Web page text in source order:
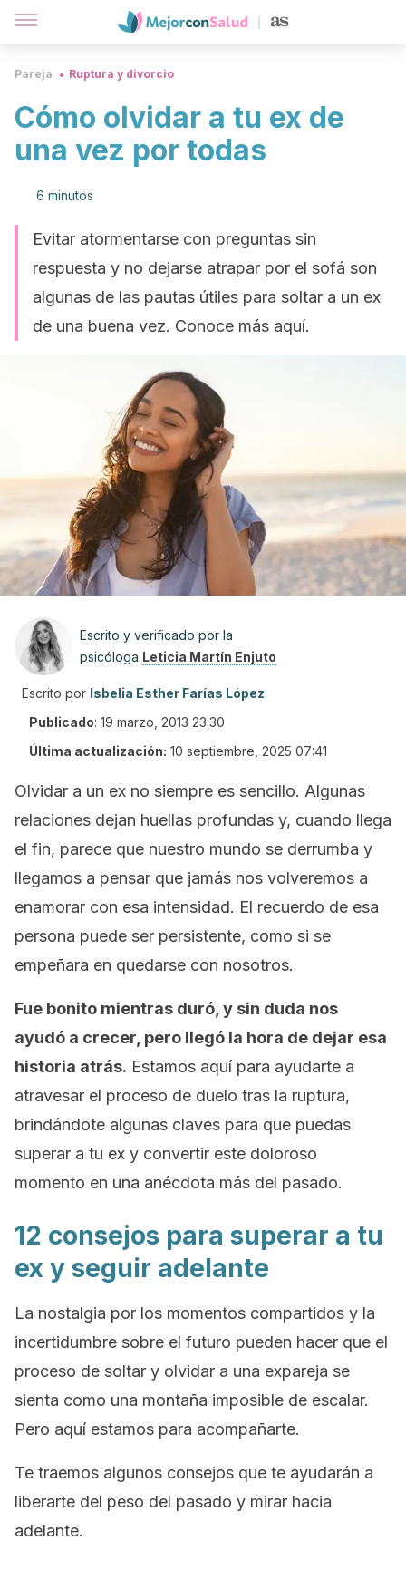
Pareja Ruptura y divorcio
Cómo olvidar a tu ex de
una vez por todas
6 minutos
Evitar atormentarse con preguntas sin
respuesta y no dejarse atrapar por el sofá son
algunas de las pautas útiles para soltar a un ex
de una buena vez. Conoce más aquí.
Escrito y verificado por la
psicóloga Leticia Martín Enjuto
Escrito por Isbelia Esther Farías López
Publicado: 19 marzo, 2013 23:30
Última actualización: 10 septiembre, 2025 07:41
Olvidar a un ex no siempre es sencillo. Algunas
relaciones dejan huellas profundas y, cuando llega
el fin, parece que nuestro mundo se derrumba y
llegamos a pensar que jamás nos volveremos a
enamorar con esa intensidad. El recuerdo de esa
persona puede ser persistente, como si se
empeñara en quedarse con nosotros.
Fue bonito mientras duró, y sin duda nos
ayudó a crecer, pero llegó la hora de dejar esa
historia atrás. Estamos aquí para ayudarte a
atravesar el proceso de duelo tras la ruptura,
brindándote algunas claves para que puedas
superar a tu ex y convertir este doloroso
momento en una anécdota más del pasado.
12 consejos para superar a tu
ex y seguir adelante
La nostalgia por los momentos compartidos y la
incertidumbre sobre el futuro pueden hacer que el
proceso de soltar y olvidar a una expareja se
sienta como una montaña imposible de escalar.
Pero aquí estamos para acompañarte.
Te traemos algunos consejos que te ayudarán a
liberarte del peso del pasado y mirar hacia
adelante.